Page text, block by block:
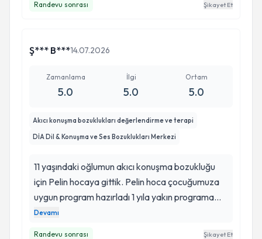
kırmadı randevlarimizi bize en uygun şekilde
ayarlayıp bu konudaki yardımları için teşekkürü
SERPİL HANIM
Randevu sonrası Şikayet Et
Ş*** B***14.07.2026
Zamanlama
5.0
İlgi
5.0
Ortam
5.0
Akıcı konuşma bozuklukları değerlendirme ve terapi
DİA Dil & Konuşma ve Ses Bozuklukları Merkezi
11 yaşındaki oğlumun akıcı konuşma bozukluğu
için Pelin hocaya gittik. Pelin hoca çocuğumuza
uygun program hazırladı 1 yıla yakın programa
uyduk ve çok güzel gelişmelere şahit olduk. Pelin
Devamı
Randevu sonrası Şikayet Et